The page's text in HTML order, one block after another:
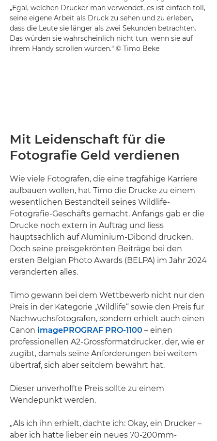
„Egal, welchen Drucker man verwendet, es ist einfach toll,
seine eigene Arbeit als Druck zu sehen und zu erleben,
dass die Leute sie länger als zwei Sekunden betrachten.
Das würden sie wahrscheinlich nicht tun, wenn sie auf
ihrem Handy scrollen würden.“ © Timo Beke
Mit Leidenschaft für die
Fotografie Geld verdienen
Wie viele Fotografen, die eine tragfähige Karriere
aufbauen wollen, hat Timo die Drucke zu einem
wesentlichen Bestandteil seines Wildlife-
Fotografie-Geschäfts gemacht. Anfangs gab er die
Drucke noch extern in Auftrag und liess
hauptsächlich auf Aluminium-Dibond drucken.
Doch seine preisgekrönten Beiträge bei den
ersten Belgian Photo Awards (BELPA) im Jahr 2024
veränderten alles.
Timo gewann bei dem Wettbewerb nicht nur den
Preis in der Kategorie „Wildlife“ sowie den Preis für
Nachwuchsfotografen, sondern erhielt auch einen
Canon imagePROGRAF PRO-1100 – einen
professionellen A2-Grossformatdrucker, der, wie er
zugibt, damals seine Anforderungen bei weitem
übertraf, sich aber seitdem bewährt hat.
Dieser unverhoffte Preis sollte zu einem
Wendepunkt werden.
„Als ich ihn erhielt, dachte ich: Okay, ein Drucker –
aber ich hätte lieber ein neues 70-200mm-